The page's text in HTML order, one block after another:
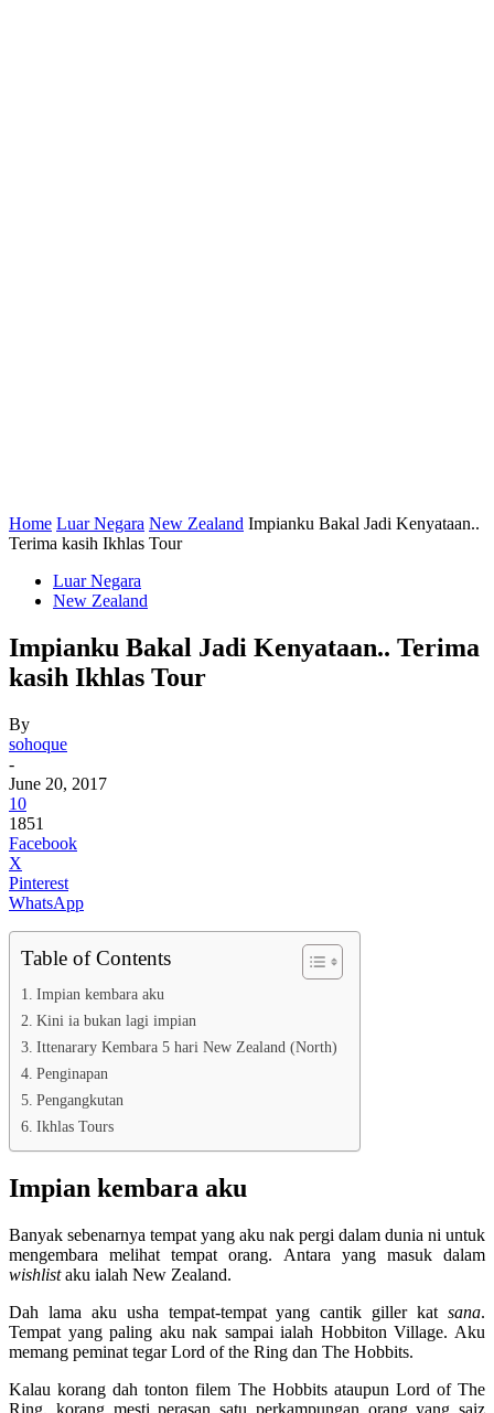
Home Luar Negara New Zealand Impianku Bakal Jadi Kenyataan..
Terima kasih Ikhlas Tour
Luar Negara
New Zealand
Impianku Bakal Jadi Kenyataan.. Terima
kasih Ikhlas Tour
By
sohoque
-
June 20, 2017
10
1851
Facebook
X
Pinterest
WhatsApp
Table of Contents
Impian kembara aku
Kini ia bukan lagi impian
Ittenarary Kembara 5 hari New Zealand (North)
Penginapan
Pengangkutan
Ikhlas Tours
Impian kembara aku
Banyak sebenarnya tempat yang aku nak pergi dalam dunia ni untuk
mengembara melihat tempat orang. Antara yang masuk dalam
wishlistaku ialah New Zealand.
Dah lama aku usha tempat-tempat yang cantik giller kat sana.
Tempat yang paling aku nak sampai ialah Hobbiton Village. Aku
memang peminat tegar Lord of the Ring dan The Hobbits.
Kalau korang dah tonton filem The Hobbits ataupun Lord of The
Ring, korang mesti perasan satu perkampungan orang yang saiz